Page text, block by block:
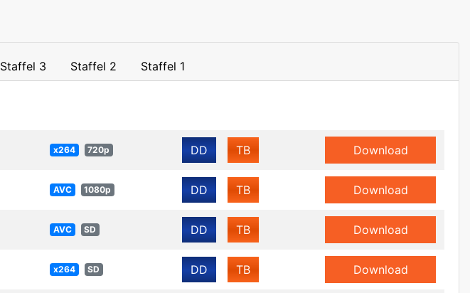
Staffel 3 Staffel 2 Staffel 1
x264 720p DD TB Download
AVC 1080p DD TB Download
AVC SD DD TB Download
x264 SD DD TB Download